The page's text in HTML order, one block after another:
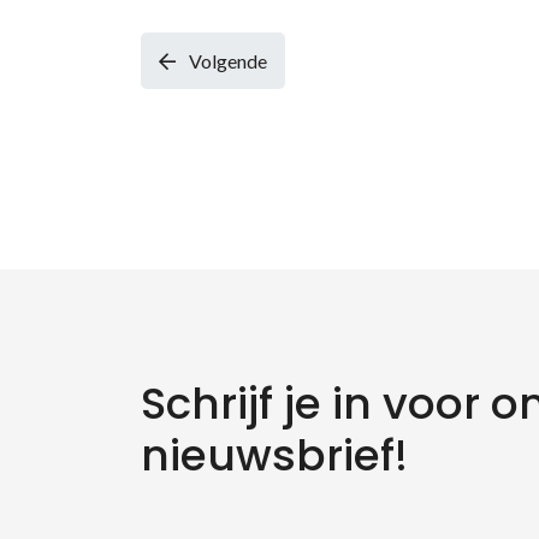
Volgende
Schrijf je in voor
nieuwsbrief!